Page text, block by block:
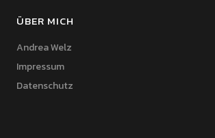
ÜBER MICH
Andrea Welz
Impressum
Datenschutz